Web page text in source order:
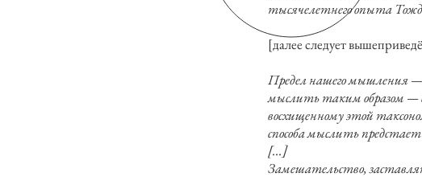
тысячелетнего опыта
[далее следует
Предел нашего мышления —
мыслить таким образом —
восхищенному этой
способа мыслить предстает
[...]
Замешательство,